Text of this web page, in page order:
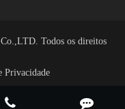
Todos os direitos
Privacidade